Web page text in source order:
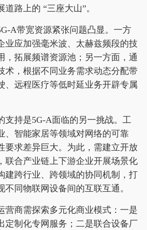
路上的 “三座大山”。
A带宽资源紧张问题凸显。一方
业应加强毫米波、太赫兹频段的技
，拓展频谱资源池；另一方面，通
术，根据不同业务需求动态分配带
、远程医疗等低时延业务开辟专属
支持是5G-A面临的另一挑战。工
、智能家居等领域对网络的可靠
要求差异巨大。为此，需建立开放
联合产业链上下游企业开展场景化
建跨行业、跨领域的协同机制，打
不同物联网设备间的互联互通。
营商需探索多元化商业模式：一是
定制化专网服务；二是联合设备厂